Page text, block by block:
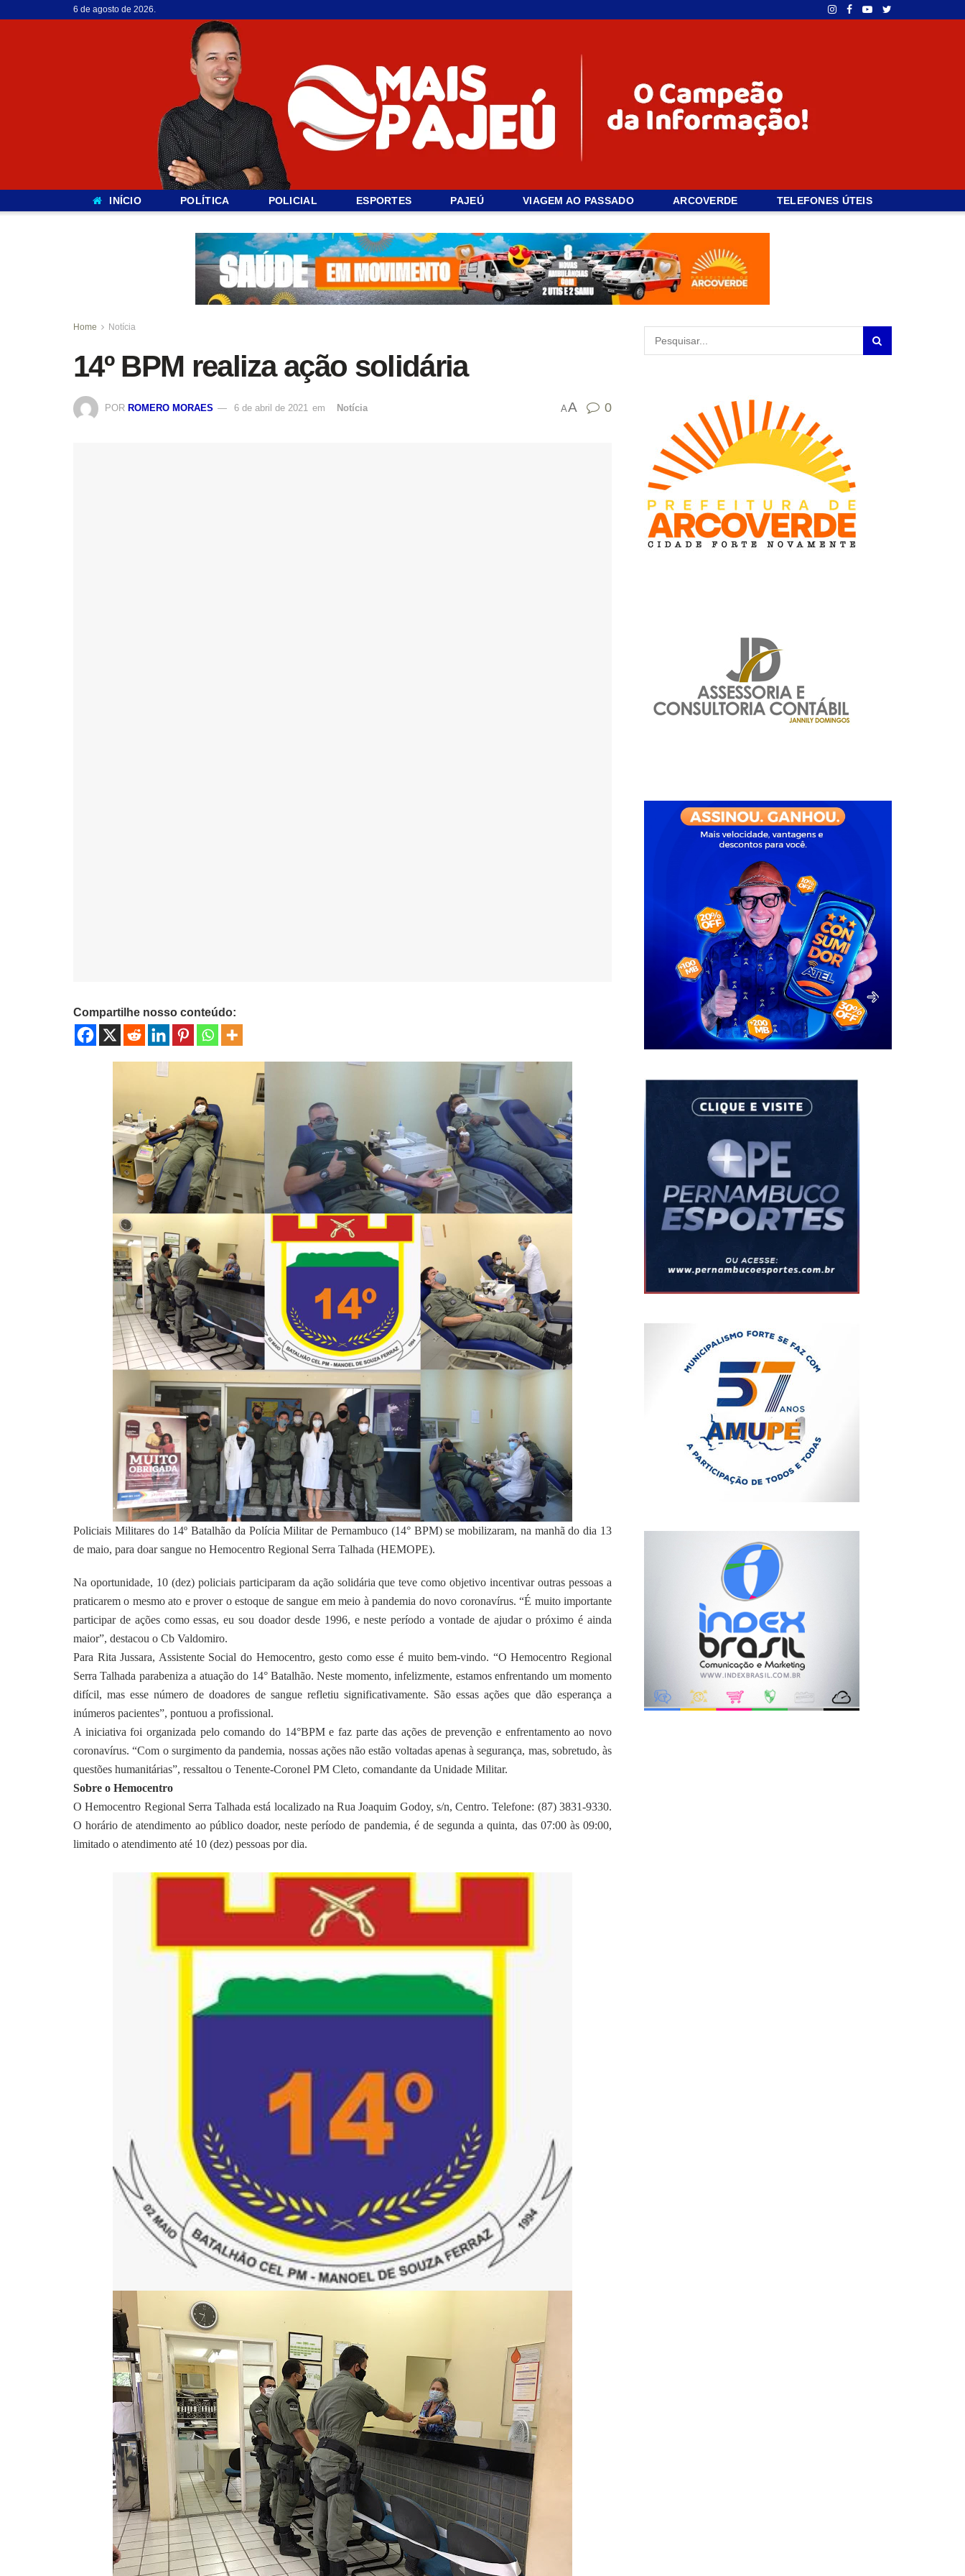
6 de agosto de 2026.
INÍCIO POLÍTICA POLICIAL ESPORTES PAJEÚ VIAGEM AO PASSADO ARCOVERDE TELEFONES ÚTEIS
Home Notícia
14º BPM realiza ação solidária
POR ROMERO MORAES 6 de abril de 2021 emﾠ Notícia AA 0
Compartilhe nosso conteúdo:
Policiais Militares do 14º Batalhão da Polícia Militar de Pernambuco (14° BPM) se mobilizaram, na manhã do dia 13
de maio, para doar sangue no Hemocentro Regional Serra Talhada (HEMOPE).
Na oportunidade, 10 (dez) policiais participaram da ação solidária que teve como objetivo incentivar outras pessoas a
praticarem o mesmo ato e prover o estoque de sangue em meio à pandemia do novo coronavírus. “É muito importante
participar de ações como essas, eu sou doador desde 1996, e neste período a vontade de ajudar o próximo é ainda
maior”, destacou o Cb Valdomiro.
Para Rita Jussara, Assistente Social do Hemocentro, gesto como esse é muito bem-vindo. “O Hemocentro Regional
Serra Talhada parabeniza a atuação do 14° Batalhão. Neste momento, infelizmente, estamos enfrentando um momento
difícil, mas esse número de doadores de sangue refletiu significativamente. São essas ações que dão esperança a
inúmeros pacientes”, pontuou a profissional.
A iniciativa foi organizada pelo comando do 14°BPM e faz parte das ações de prevenção e enfrentamento ao novo
coronavírus. “Com o surgimento da pandemia, nossas ações não estão voltadas apenas à segurança, mas, sobretudo, às
questões humanitárias”, ressaltou o Tenente-Coronel PM Cleto, comandante da Unidade Militar.
Sobre o Hemocentro
O Hemocentro Regional Serra Talhada está localizado na Rua Joaquim Godoy, s/n, Centro. Telefone: (87) 3831-9330.
O horário de atendimento ao público doador, neste período de pandemia, é de segunda a quinta, das 07:00 às 09:00,
limitado o atendimento até 10 (dez) pessoas por dia.